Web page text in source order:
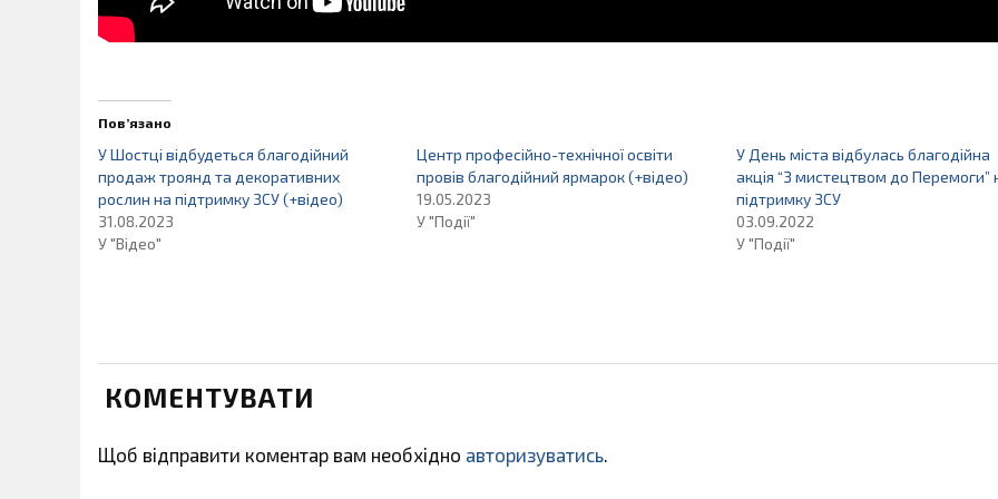
Пов’язано
У Шостці відбудеться благодійний
продаж троянд та декоративних
рослин на підтримку ЗСУ (+відео)
31.08.2023
У "Відео"
Центр професійно-технічної освіти
провів благодійний ярмарок (+відео)
19.05.2023
У "Події"
У День міста відбулась благодійна
акція “З мистецтвом до Перемоги”
підтримку ЗСУ
03.09.2022
У "Події"
КОМЕНТУВАТИ
Щоб відправити коментар вам необхідно авторизуватись.